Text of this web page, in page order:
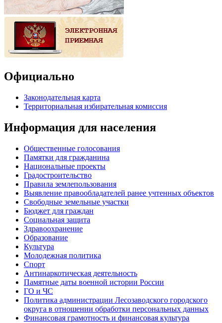
Официально
Законодательная карта
Территориальная избирательная комиссия
Информация для населения
Общественные голосования
Памятки для гражданина
Национальные проекты
Градостроительство
Правила землепользования
Выявление правообладателей ранее учтенных объектов
Свободные земельные участки
Бюджет для граждан
Социальная защита
Здравоохранение
Образование
Культура
Молодежная политика
Спорт
Антинаркотическая деятельность
Памятные даты военной истории России
ГО и ЧС
Политика администрации Лесозаводского городского
округа в отношении обработки персональных данных
Финансовая грамотность и финансовая культура